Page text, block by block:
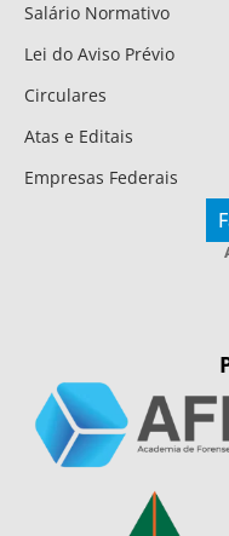
Salário Normativo
Lei do Aviso Prévio
Circulares
Atas e Editais
Empresas Federais